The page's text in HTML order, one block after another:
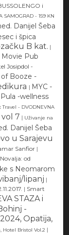
i
SAMOGRAD - 159 KN
Danijel Šeba
i špica
B kat. |
Movie Pub
Josipdol -
Booze -
| MYC -
-wellness
Travel - DVODNEVNA
vol 7 | Uživanje na
Danijel Šeba
u Sarajevu
Sanfior |
od
s Neomarom
lipanj |
| Smart
STAZA i
-
Opatija,
Hotel Bristol Vol.2 |